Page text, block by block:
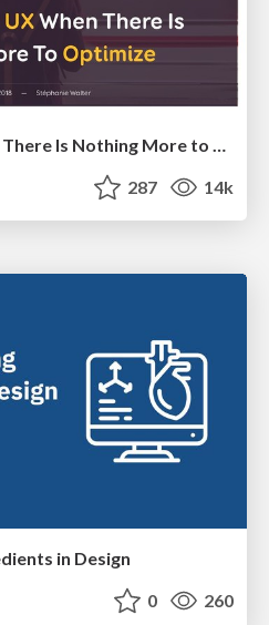
Cheating the UX When There Is Nothing More to Optimize - PixelPioneers
287 14k
in Design
0 260